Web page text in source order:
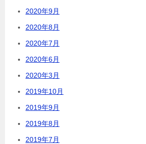
2020年9月
2020年8月
2020年7月
2020年6月
2020年3月
2019年10月
2019年9月
2019年8月
2019年7月